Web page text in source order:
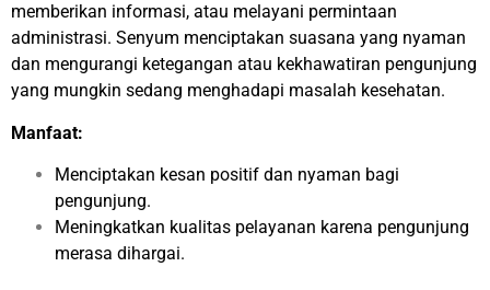
memberikan informasi, atau melayani permintaan
administrasi. Senyum menciptakan suasana yang nyaman
dan mengurangi ketegangan atau kekhawatiran pengunjung
yang mungkin sedang menghadapi masalah kesehatan.
Manfaat:
Menciptakan kesan positif dan nyaman bagi
pengunjung.
Meningkatkan kualitas pelayanan karena pengunjung
merasa dihargai.